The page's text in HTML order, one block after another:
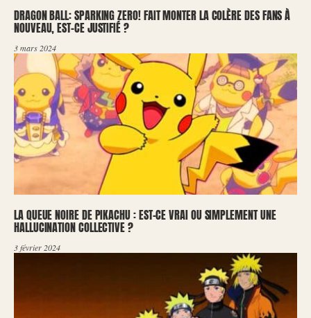
DRAGON BALL: SPARKING ZERO! FAIT MONTER LA COLÈRE DES FANS À
NOUVEAU, EST-CE JUSTIFIÉ ?
3 mars 2024
LA QUEUE NOIRE DE PIKACHU : EST-CE VRAI OU SIMPLEMENT UNE
HALLUCINATION COLLECTIVE ?
3 février 2024